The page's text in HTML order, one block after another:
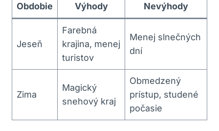
Obdobie Výhody Nevýhody
Jeseň
Farebná
krajina, menej
turistov
Menej slnečných
dní
Zima
Magický
snehový kraj
Obmedzený
prístup, studené
počasie